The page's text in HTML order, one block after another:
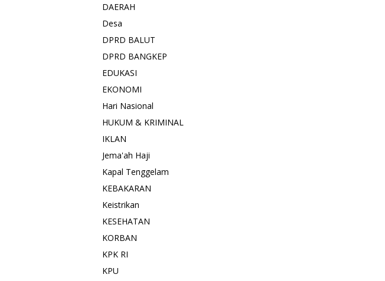
DAERAH
Desa
DPRD BALUT
DPRD BANGKEP
EDUKASI
EKONOMI
Hari Nasional
HUKUM & KRIMINAL
IKLAN
Jema'ah Haji
Kapal Tenggelam
KEBAKARAN
Keistrikan
KESEHATAN
KORBAN
KPK RI
KPU